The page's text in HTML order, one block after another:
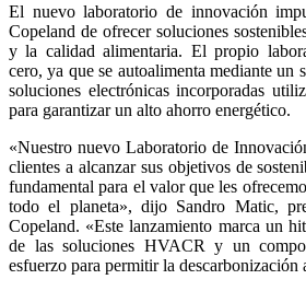
El nuevo laboratorio de innovación
Copeland de ofrecer soluciones
y la calidad alimentaria. El propio
cero, ya que se autoalimenta mediante un
soluciones electrónicas incorporadas
para garantizar un alto ahorro energético.
«Nuestro nuevo Laboratorio de
clientes a alcanzar sus objetivos de
fundamental para el valor que les
todo el planeta», dijo Sandro Matic,
Copeland. «Este lanzamiento marca un
de las soluciones HVACR y un
esfuerzo para permitir la descarbonización